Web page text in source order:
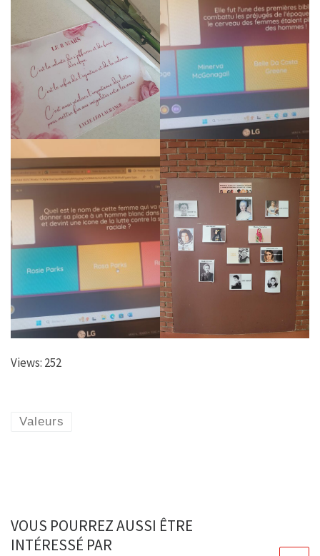
Views: 252
Valeurs
VOUS POURREZ AUSSI ÊTRE
INTÉRESSÉ PAR